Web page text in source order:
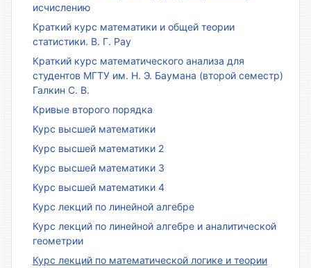
исчислению
Краткий курс математики и общей теории
статистики. В. Г. Рау
Краткий курс математического анализа для
студентов МГТУ им. Н. Э. Баумана (второй семестр)
Галкин С. В.
Кривые второго порядка
Курс высшей математики
Курс высшей математики 2
Курс высшей математики 3
Курс высшей математики 4
Курс лекций по линейной алгебре
Курс лекций по линейной алгебре и аналитической
геометрии
Курс лекций по математической логике и теории